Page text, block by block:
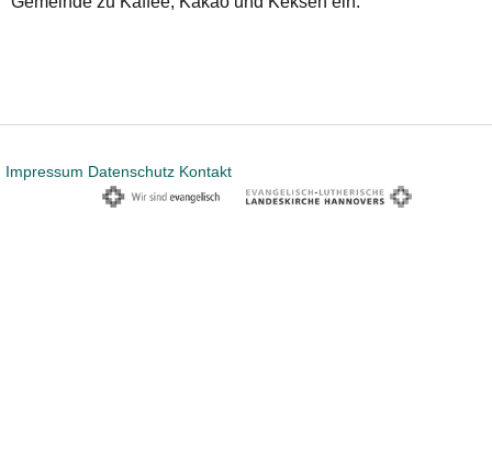
Impressum Datenschutz Kontakt